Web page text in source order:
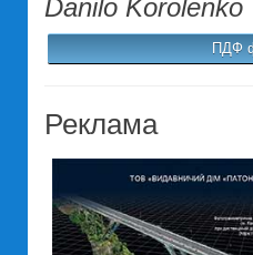
Danilo Korolenko
ПДФ
Реклама